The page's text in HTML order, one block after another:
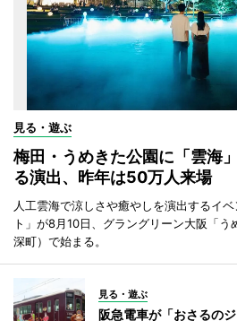
見る・遊ぶ
梅田・うめきた公園に「雲海
る演出、昨年は50万人来場
人工雲海で涼しさや癒やしを演出するイ
ト」が8月10日、グラングリーン大阪「
深町）で始まる。
見る・遊ぶ
阪急電車が「おさるの